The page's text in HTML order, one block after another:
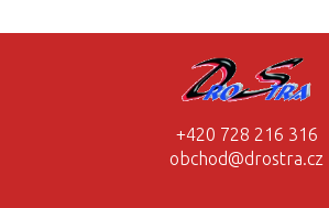
+420 728 216 316
obchod@drostra.cz